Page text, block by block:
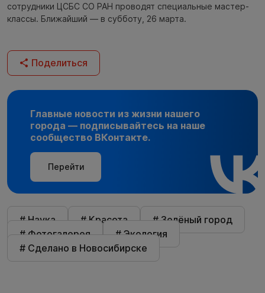
сотрудники ЦСБС СО РАН проводят специальные мастер-
классы. Ближайший — в субботу, 26 марта.
Поделиться
Главные новости из жизни нашего
города — подписывайтесь на наше
сообщество ВКонтакте.
Перейти
# Наука # Красота
# Зелёный город
# Фотогалерея
# Экология
# Сделано в Новосибирске